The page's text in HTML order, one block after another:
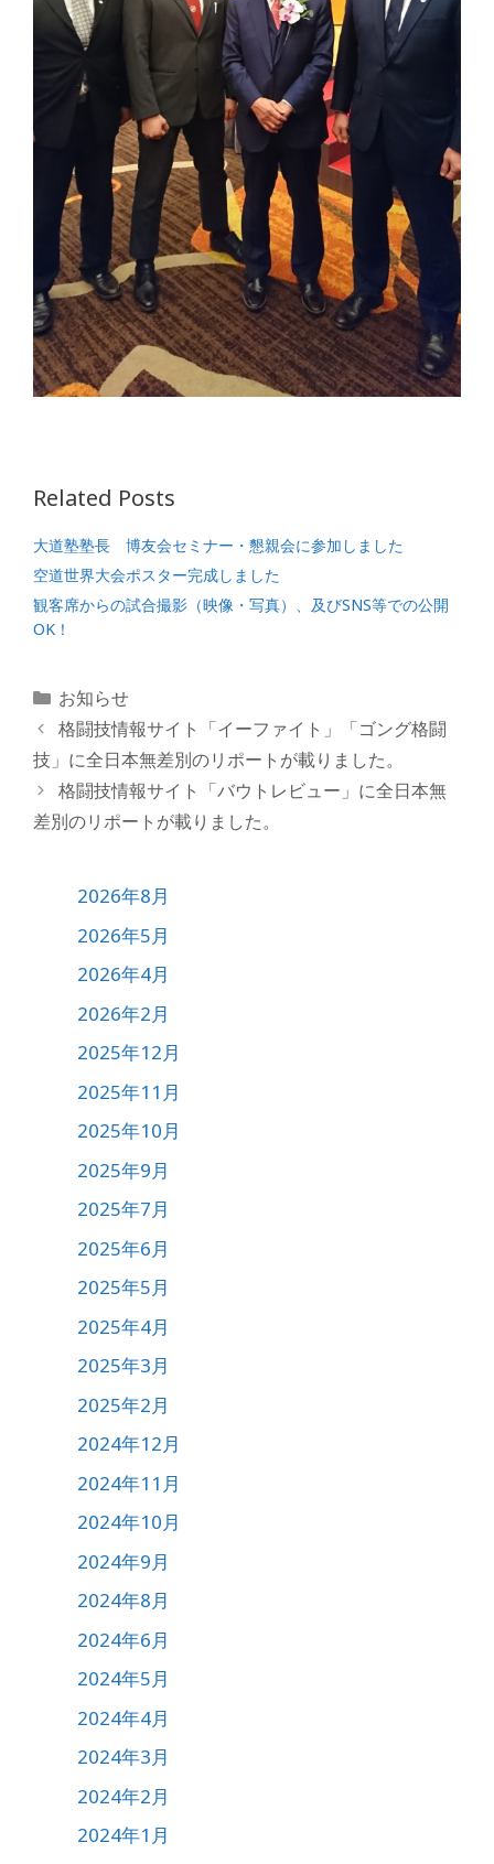
Related Posts
大道塾塾長 博友会セミナー・懇親会に参加しました
空道世界大会ポスター完成しました
観客席からの試合撮影（映像・写真）、及びSNS等での公開
OK！
カ
テ
リ
ー
お知らせ
格闘技情報サイト「イーファイト」「ゴング格闘
技」に全日本無差別のリポートが載りました。
格闘技情報サイト「バウトレビュー」に全日本無
差別のリポートが載りました。
2026年8月
2026年5月
2026年4月
2026年2月
2025年12月
2025年11月
2025年10月
2025年9月
2025年7月
2025年6月
2025年5月
2025年4月
2025年3月
2025年2月
2024年12月
2024年11月
2024年10月
2024年9月
2024年8月
2024年6月
2024年5月
2024年4月
2024年3月
2024年2月
2024年1月